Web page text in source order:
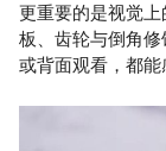
更重要的是视觉
板、齿轮与倒角
或背面观看，都能